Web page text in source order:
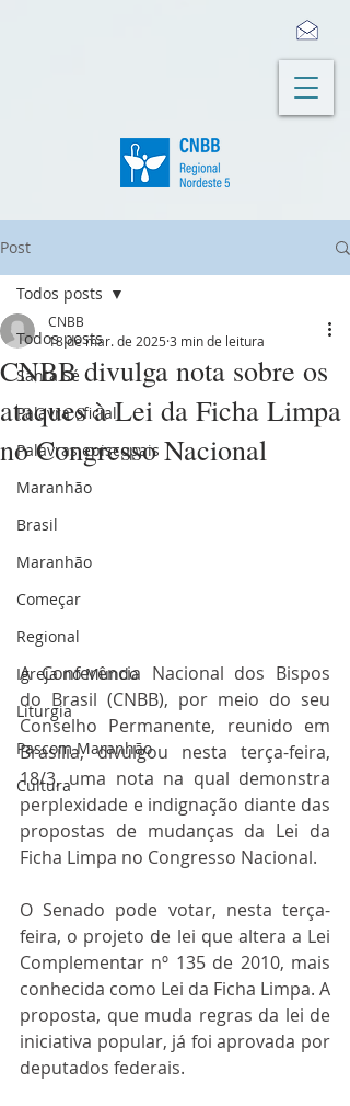
Post
Todos posts
Santa Sé
Palavra oficial
Palavras episcopais
Maranhão
Brasil
Maranhão
Começar
Regional
Igreja no Mundo
Liturgia
Pascom Maranhão
Cultura
Todos posts
CNBB divulga nota sobre os
ataques à Lei da Ficha Limpa
no Congresso Nacional
CNBB
18 de mar. de 2025 3 min de leitura
A Conferência Nacional dos Bispos
do Brasil (CNBB), por meio do seu
Conselho Permanente, reunido em
Brasília, divulgou nesta terça-feira,
18/3, uma nota na qual demonstra
perplexidade e indignação diante das
propostas de mudanças da Lei da
Ficha Limpa no Congresso Nacional.
O Senado pode votar, nesta terça-
feira, o projeto de lei que altera a Lei
Complementar nº 135 de 2010, mais
conhecida como Lei da Ficha Limpa. A
proposta, que muda regras da lei de
iniciativa popular, já foi aprovada por
deputados federais.